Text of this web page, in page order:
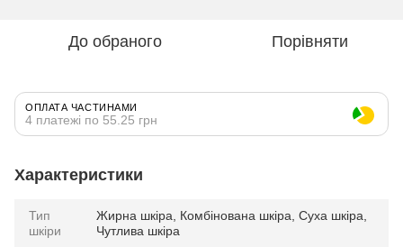
До обраного Порівняти
ОПЛАТА ЧАСТИНАМИ
4 платежі по 55.25 грн
Характеристики
Тип
шкіри
Жирна шкіра, Комбінована шкіра, Суха шкіра,
Чутлива шкіра